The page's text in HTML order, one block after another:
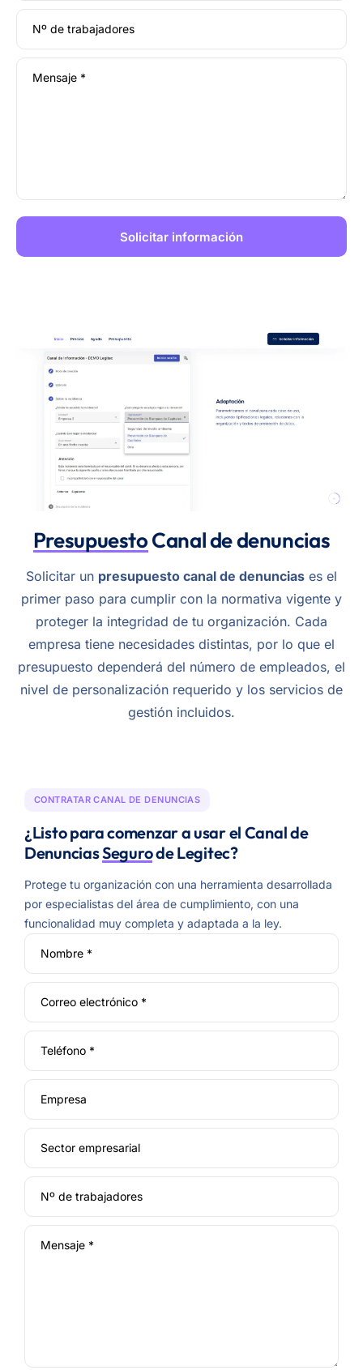
Nº de trabajadores
Mensaje *
PresupuestoCanal de denuncias
Solicitar un presupuesto canal de denuncias es el
primer paso para cumplir con la normativa vigente y
proteger la integridad de tu organización. Cada
empresa tiene necesidades distintas, por lo que el
presupuesto dependerá del número de empleados, el
nivel de personalización requerido y los servicios de
gestión incluidos.
CONTRATAR CANAL DE DENUNCIAS
¿Listo para comenzar a usar el Canal de
DenunciasSegurode Legitec?
Protege tu organización con una herramienta desarrollada
por especialistas del área de cumplimiento, con una
funcionalidad muy completa y adaptada a la ley.
Nombre *
Correo electrónico *
Teléfono *
Empresa
Sector empresarial
Nº de trabajadores
Mensaje *